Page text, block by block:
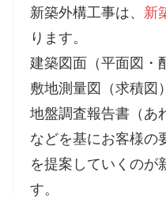
新築外構工事は、 新
ります。
建築図面（平面図・
敷地測量図（求積図）
地盤調査報告書（あ
などを基にお客様の
を提案していくのが
す。